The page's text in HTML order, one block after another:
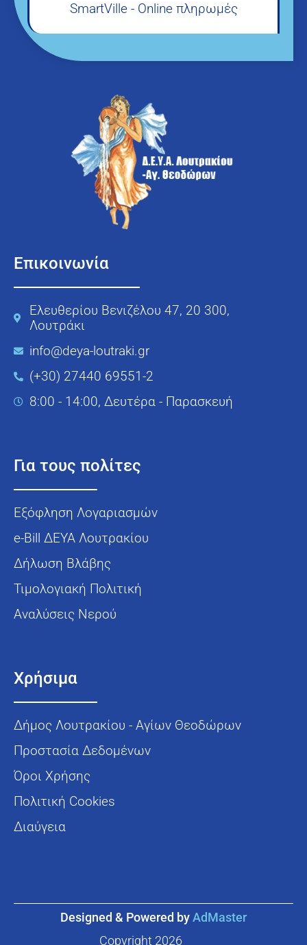
SmartVille - Online πληρωμές
Επικοινωνία
Ελευθερίου Βενιζέλου 47, 20 300,
Λουτράκι
info@deya-loutraki.gr
(+30) 27440 69551-2
8:00 - 14:00, Δευτέρα - Παρασκευή
Για τους πολίτες
Εξόφληση Λογαριασμών
e-Bill ΔΕΥΑ Λουτρακίου
Δήλωση Βλάβης
Τιμολογιακή Πολιτική
Αναλύσεις Νερού
Χρήσιμα
Δήμος Λουτρακίου - Αγίων Θεοδώρων
Προστασία Δεδομένων
Όροι Χρήσης
Πολιτική Cookies
Διαύγεια
Designed & Powered by AdMaster
Copyright 2026